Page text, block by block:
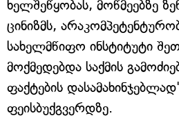
ხელშეწყობას, მოწმეებზე
ცინიზმს,
სახელმწიფო ინსტიტუტი
მოქმედებდა საქმის
ფაქტების
ფეისბუქგვერდზე.